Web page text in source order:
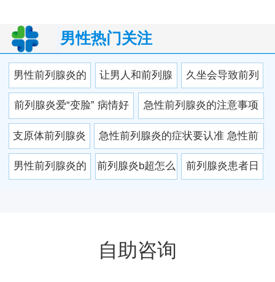
男性热门关注
男性前列腺炎的
偏方 三个偏方帮
助恢复
让男人和前列腺
炎作伴的恶习要
改掉
久坐会导致前列
腺炎么?
前列腺炎爱“变脸” 病情好
坏难把握
急性前列腺炎的注意事项
有哪些？
支原体前列腺炎
症状 预防支原体
急性前列腺炎的症状要认准 急性前
列腺炎如何防复发
男性前列腺炎的 前列腺炎b超怎么 前列腺炎患者日
自助咨询